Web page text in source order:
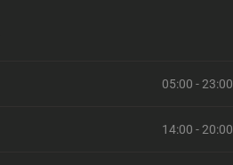
05:00 - 23:00
14:00 - 20:00